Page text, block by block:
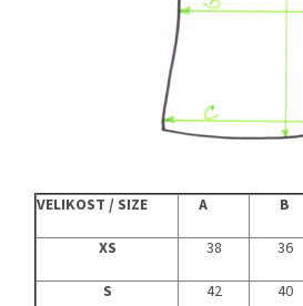
VELIKOST / SIZE A B
XS
38 36
S
42 40